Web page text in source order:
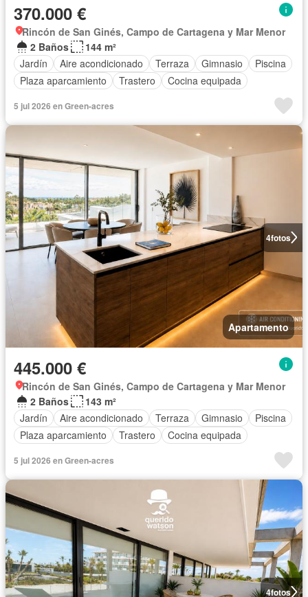
370.000 €
Rincón de San Ginés, Campo de Cartagena y Mar Menor
2 Baños
144 m²
Jardín
Aire acondicionado Terraza Gimnasio
Piscina
Plaza aparcamiento
Trastero Cocina equipada
5 jul 2026 en Green-acres
4fotos
Apartamento
445.000 €
Rincón de San Ginés, Campo de Cartagena y Mar Menor
2 Baños
143 m²
Jardín
Aire acondicionado Terraza Gimnasio
Piscina
Plaza aparcamiento
Trastero Cocina equipada
5 jul 2026 en Green-acres
4fotos